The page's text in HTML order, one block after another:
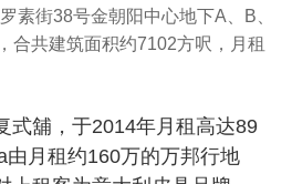
素街38号金朝阳中心地下A、B、
合共建筑面积约7102方呎，月租
式舖，于2014年月租高达89
月租约160万的万邦行地